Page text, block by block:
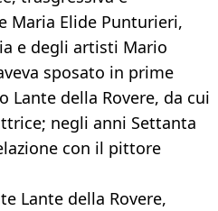
Maria Elide Punturieri,
e degli artisti Mario
sposato in prime
Lante della Rovere, da cui
negli anni Settanta
con il pittore
Lante della Rovere,